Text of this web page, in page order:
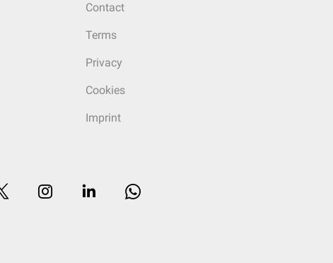
Contact
Terms
Privacy
Cookies
Imprint